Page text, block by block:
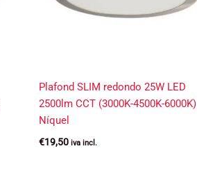
Plafond SLIM redondo 25W LED
2500lm CCT (3000K-4500K-6000K)
Níquel
€19,50 iva incl.